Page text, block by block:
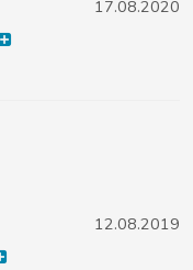
17.08.2020
12.08.2019